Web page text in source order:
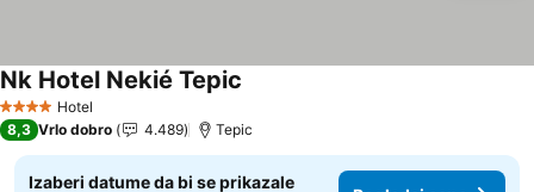
4 ZvezdiceHotel
Nk Hotel Nekié Tepic
8,3 Vrlo dobro 4.489 Tepic
Izaberi datume da bi se prikazale